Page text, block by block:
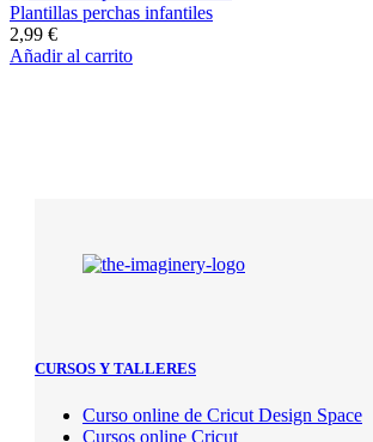
Plantillas perchas infantiles
2,99 €
Añadir al carrito
CURSOS Y TALLERES
Curso online de Cricut Design Space
Cursos online Cricut